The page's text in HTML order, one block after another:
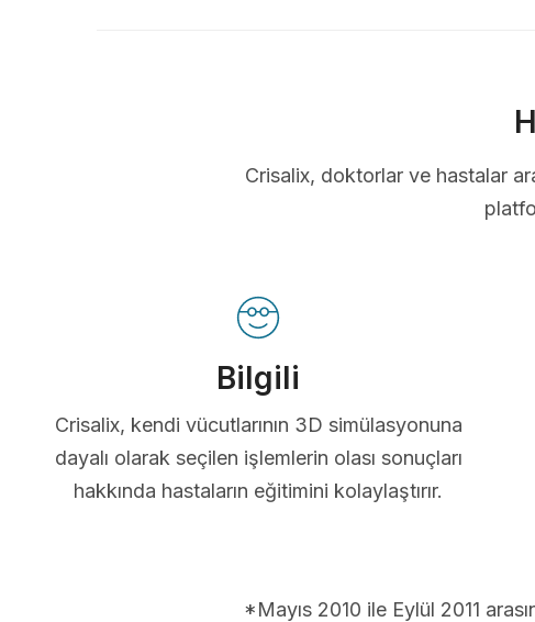
Crisalix, doktorlar ve hastalar
Bilgili
Crisalix, kendi vücutlarının 3D simülasyonuna
dayalı olarak seçilen işlemlerin olası sonuçları
hakkında hastaların eğitimini kolaylaştırır.
*Mayıs 2010 ile Eylül 2011